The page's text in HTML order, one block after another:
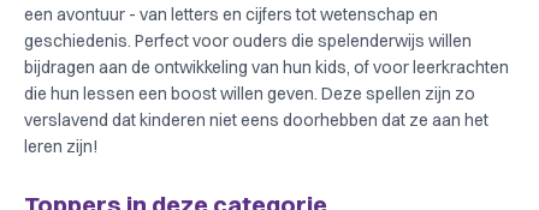
een avontuur - van letters en cijfers tot wetenschap en
geschiedenis. Perfect voor ouders die spelenderwijs willen
bijdragen aan de ontwikkeling van hun kids, of voor leerkrachten
die hun lessen een boost willen geven. Deze spellen zijn zo
verslavend dat kinderen niet eens doorhebben dat ze aan het
leren zijn!